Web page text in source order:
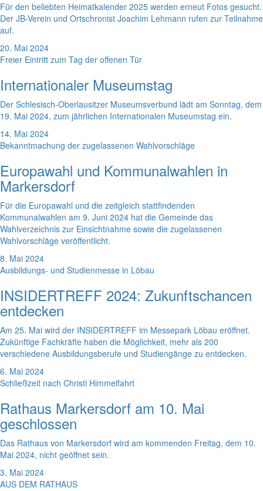
Für den beliebten Heimatkalender 2025 werden erneut Fotos gesucht.
Der JB-Verein und Ortschronist Joachim Lehmann rufen zur Teilnahme
auf.
20. Mai 2024
Freier Eintritt zum Tag der offenen Tür
Internationaler Museumstag
Der Schlesisch-Oberlausitzer Museumsverbund lädt am Sonntag, dem
19. Mai 2024, zum jährlichen Internationalen Museumstag ein.
14. Mai 2024
Bekanntmachung der zugelassenen Wahlvorschläge
Europawahl und Kommunalwahlen in
Markersdorf
Für die Europawahl und die zeitgleich stattfindenden
Kommunalwahlen am 9. Juni 2024 hat die Gemeinde das
Wahlverzeichnis zur Einsichtnahme sowie die zugelassenen
Wahlvorschläge veröffentlicht.
8. Mai 2024
Ausbildungs- und Studienmesse in Löbau
INSIDERTREFF 2024: Zukunftschancen
entdecken
Am 25. Mai wird der INSIDERTREFF im Messepark Löbau eröffnet.
Zukünftige Fachkräfte haben die Möglichkeit, mehr als 200
verschiedene Ausbildungsberufe und Studiengänge zu entdecken.
6. Mai 2024
Schließzeit nach Christi Himmelfahrt
Rathaus Markersdorf am 10. Mai
geschlossen
Das Rathaus von Markersdorf wird am kommenden Freitag, dem 10.
Mai 2024, nicht geöffnet sein.
3. Mai 2024
AUS DEM RATHAUS